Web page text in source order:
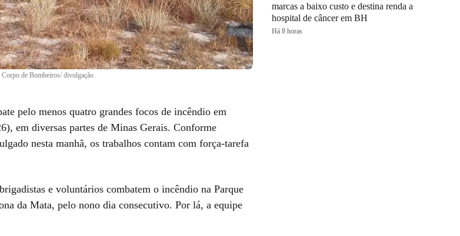
Corpo de Bombeiros/ divulgação
pelo menos quatro grandes focos de incêndio em
em diversas partes de Minas Gerais. Conforme
nesta manhã, os trabalhos contam com força-tarefa
e voluntários combatem o incêndio na Parque
da Mata, pelo nono dia consecutivo. Por lá, a equipe
marcas a baixo custo e destina renda a
hospital de câncer em BH
Há 8 horas